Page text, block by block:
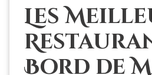
Les
Bord de